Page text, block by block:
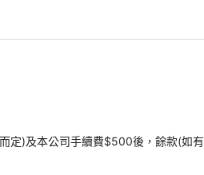
定)及本公司手續費$500後，餘款(如